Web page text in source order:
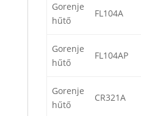
Gorenje
hűtő
FL104A
Gorenje
hűtő
FL104AP
Gorenje
hűtő
CR321A